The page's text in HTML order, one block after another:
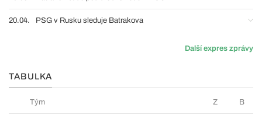
20.04. PSG v Rusku sleduje Batrakova
Další expres zprávy
TABULKA
Tým Z B